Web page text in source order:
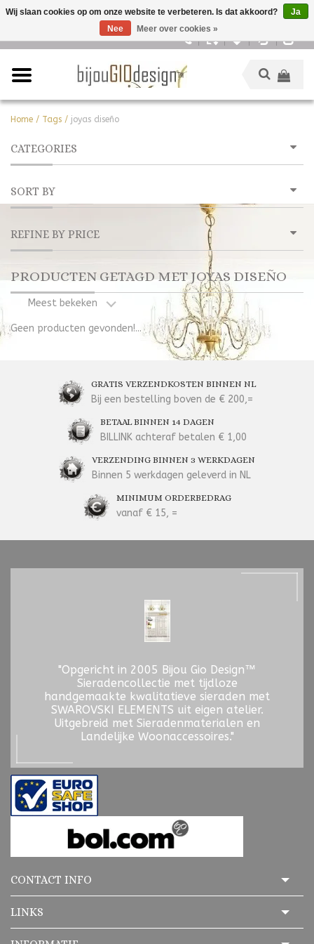
Home / Tags / joyas diseño
CATEGORIES
SORT BY
REFINE BY PRICE
PRODUCTEN GETAGD MET JOYAS DISEÑO
Meest bekeken
Geen producten gevonden!...
GRATIS VERZENDKOSTEN BINNEN NL
Bij een bestelling boven de € 200,=
BETAAL BINNEN 14 DAGEN
BILLINK achteraf betalen € 1,00
VERZENDING BINNEN 3 WERKDAGEN
Binnen 5 werkdagen geleverd in NL
MINIMUM ORDERBEDRAG
vanaf € 15, =
"Opgericht in 2005 Bijou Gio Design™
Sieradencollectie met tijdloze
handgemaakte kwalitatieve sieraden met
SWAROVSKI ELEMENTS uit eigen atelier.
Uitgebreid met Sieradenmaterialen en
Landelijke Woonaccessoires."
CONTACT INFO
LINKS
Wij slaan cookies op om onze website te verbeteren. Is dat akkoord?
Ja
Nee
Meer over cookies »